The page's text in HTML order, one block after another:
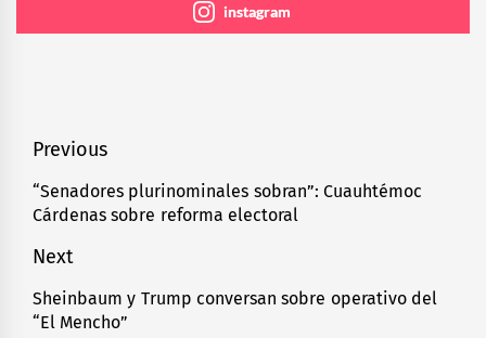
instagram
Navegación
de
entradas
Previous
Previous
post:
“Senadores plurinominales sobran”: Cuauhtémoc
Cárdenas sobre reforma electoral
Next
Next
post:
Sheinbaum y Trump conversan sobre operativo del
“El Mencho”